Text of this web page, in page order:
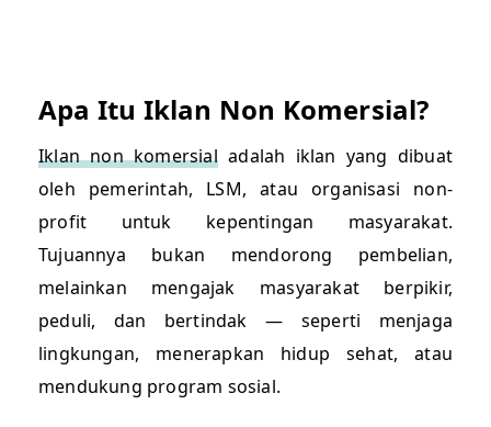
Apa Itu Iklan Non Komersial?
Iklan non komersialadalah iklan yang dibuat
oleh pemerintah, LSM, atau organisasi non-
profit untuk kepentingan masyarakat.
Tujuannya bukan mendorong pembelian,
melainkan mengajak masyarakat berpikir,
peduli, dan bertindak — seperti menjaga
lingkungan, menerapkan hidup sehat, atau
mendukung program sosial.